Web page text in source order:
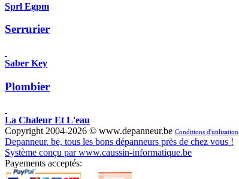
Sprl Egpm
Serrurier
Saber Key
Plombier
La Chaleur Et L'eau
Copyright 2004-2026 © www.depanneur.be Conditions d'utilisation
Depanneur. be, tous les bons dépanneurs près de chez vous !
Système conçu par www.caussin-informatique.be
Payements acceptés: